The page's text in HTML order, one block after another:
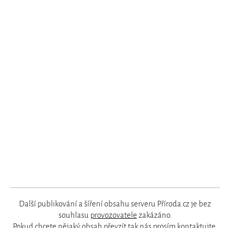
Další publikování a šíření obsahu serveru Příroda.cz je bez
souhlasu provozovatele zakázáno.